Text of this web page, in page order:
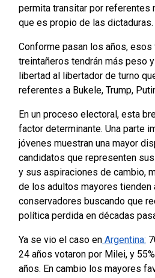
permita transitar por referentes
que es propio de las dictaduras.
Conforme pasan los años,
treintañeros tendrán más peso
libertad al libertador de turno
referentes a Bukele, Trump,
En un proceso electoral, esta
factor determinante. Una parte
jóvenes muestran una mayor
candidatos que representen
y sus aspiraciones de cambio,
de los adultos mayores tienden
conservadores buscando que
política perdida en décadas
Ya se vio el caso enArgentina:
24 años votaron por Milei, y
años. En cambio los mayores